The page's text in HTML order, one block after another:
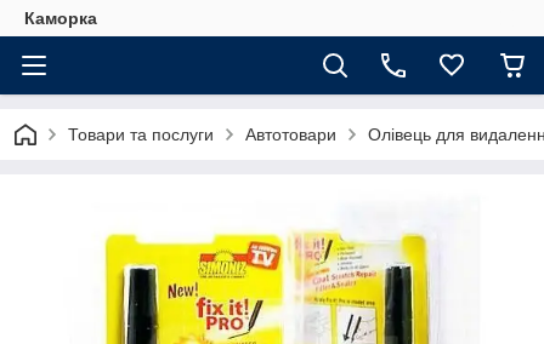
Каморка
Товари та послуги Автотовари Олівець для